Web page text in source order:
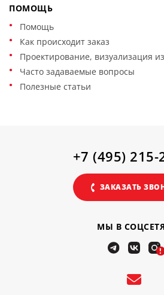
ПОМОЩЬ
Помощь
Как происходит заказ
Проектирование, визуализация
Часто задаваемые вопросы
Полезные статьи
МЫ В
!
+7 (495) 215-
ЗАКАЗАТЬ